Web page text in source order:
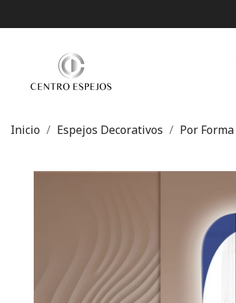
Inicio Espejos Decorativos Por Forma